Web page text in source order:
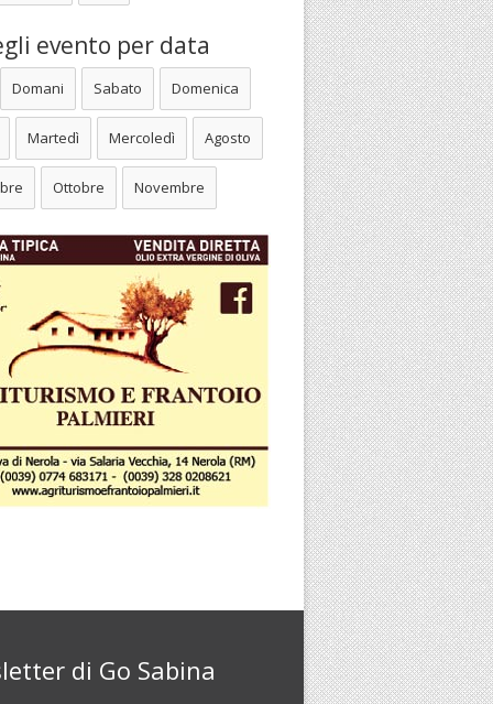
evento per data
Domani Sabato Domenica
Martedì Mercoledì Agosto
Ottobre Novembre
di Go Sabina